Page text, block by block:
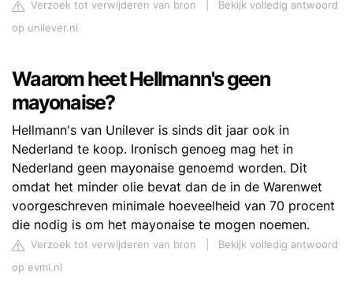
Verzoek tot verwijderen van bron
Bekijk volledig antwoord
op unilever.nl
Waarom heet Hellmann's geen
mayonaise?
Hellmann's van Unilever is sinds dit jaar ook in
Nederland te koop. Ironisch genoeg mag het in
Nederland geen mayonaise genoemd worden. Dit
omdat het minder olie bevat dan de in de Warenwet
voorgeschreven minimale hoeveelheid van 70 procent
die nodig is om het mayonaise te mogen noemen.
Verzoek tot verwijderen van bron
Bekijk volledig antwoord
op evmi.nl